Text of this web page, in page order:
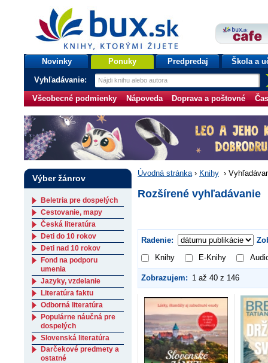
bux.sk
knihy, ktorými žijete
Úvodná stránka
Novinky Ponuky Predpredaj Škola a
Vyhľadávanie:
Všeobecné podmienky Nápoveda Doprava a poštovné
Úvodná stránka› Knihy ›
Rozšírené vyhľadávanie
Radenie:
Knihy
E-Knihy
Zobrazujem: 1 až 40 z 146
Výber žánrov
Beletria pre dospelých
Cestovanie, mapy
Česká literatúra
Deti do 10 rokov
Deti nad 10 rokov
Fond na podporu
umenia
Jazyky, vzdelanie
Literatúra faktu
Odborná literatúra
Populárne náučná pre
dospelých
Slovenská literatúra
Darčekové predmety a
ostatné